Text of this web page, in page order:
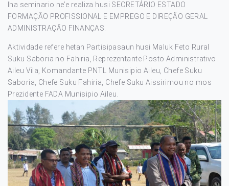
Iha seminario ne’e realiza husi SECRETÁRIO ESTADO
FORMAÇÃO PROFISSIONAL E EMPREGO E DIREÇÃO GERAL
ADMINISTRAÇÃO FINANÇAS.
Aktividade refere hetan Partisipasaun husi Maluk Feto Rural
Suku Saboria no Fahiria, Reprezentante Posto Administrativo
Aileu Vila, Komandante PNTL Munisipio Aileu, Chefe Suku
Saboria, Chefe Suku Fahiria, Chefe Suku Aissirimou no mos
Prezidente FADA Munisipio Aileu.